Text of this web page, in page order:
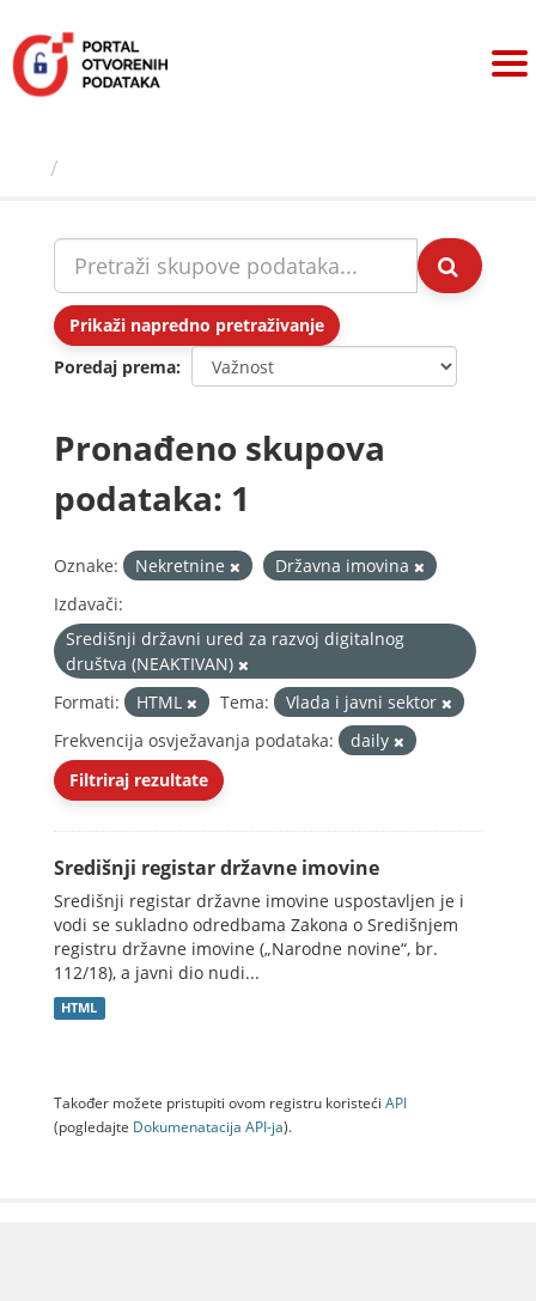
sadržaj
Prikaži napredno pretraživanje
Poredaj prema
Pronađeno skupova
podataka: 1
Oznake: Nekretnine
Državna imovina
Izdavači:
Središnji državni ured za razvoj digitalnog
društva (NEAKTIVAN)
Formati:
HTML Tema:
Vlada i javni sektor
Frekvencija osvježavanja podataka:
daily
Filtriraj rezultate
Središnji registar državne imovine
Središnji registar državne imovine uspostavljen je i
vodi se sukladno odredbama Zakona o Središnjem
registru državne imovine („Narodne novine“, br.
112/18), a javni dio nudi...
HTML
Također možete pristupiti ovom registru koristeći API
(pogledajte Dokumenаtаcijа API-jа).